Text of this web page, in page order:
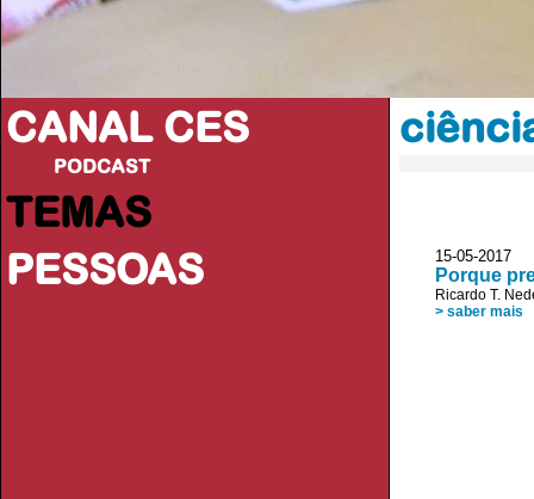
CANAL CES
PODCAST
TEMAS
PESSOAS
15-05-
Porque
Ricardo T.
> saber mais